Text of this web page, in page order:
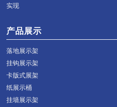
实现
产品展示
落地展示架
挂钩展示架
卡版式展架
纸展示桶
挂墙展示架